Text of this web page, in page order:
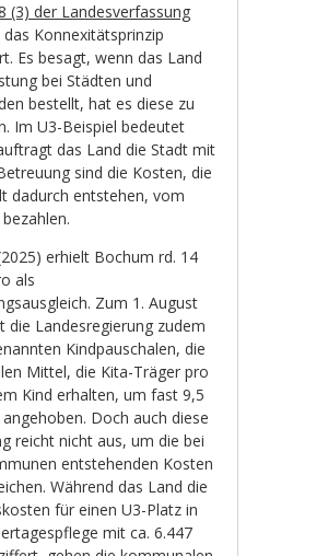
(3) der Landesverfassung
das Konnexitätsprinzip
Es besagt, wenn das Land
bei Städten und
bestellt, hat es diese zu
Im U3-Beispiel bedeutet
das Land die Stadt mit
sind die Kosten, die
dadurch entstehen, vom
erhielt Bochum rd. 14
als
Zum 1. August
die Landesregierung zudem
Kindpauschalen, die
Mittel, die Kita-Träger pro
Kind erhalten, um fast 9,5
Doch auch diese
reicht nicht aus, um die bei
entstehenden Kosten
Während das Land die
für einen U3-Platz in
mit ca. 6.447